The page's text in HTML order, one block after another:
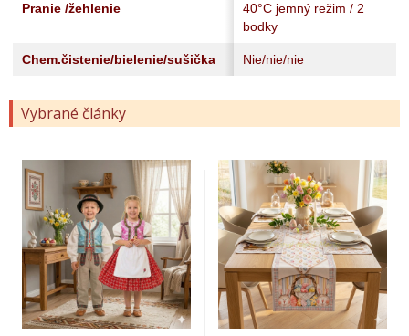
Pranie /žehlenie
40°C jemný režim / 2
bodky
Chem.čistenie/bielenie/sušička Nie/nie/nie
Vybrané články